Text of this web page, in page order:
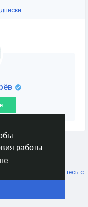
работы
Свяжитесь с